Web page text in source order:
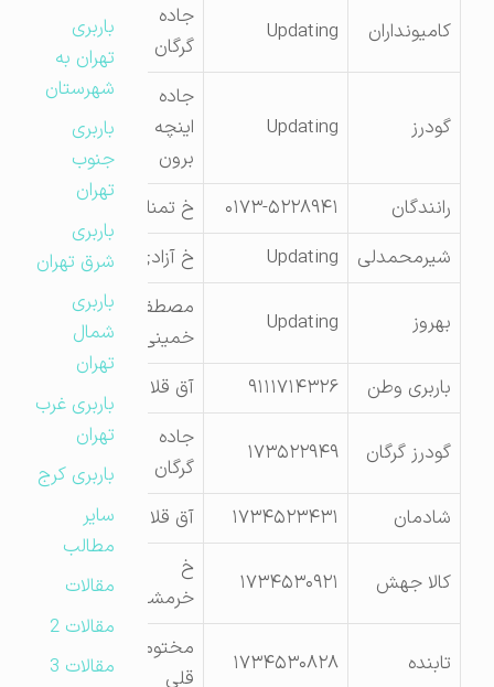
کامیونداران Updating
جاده
گرگان
گودرز Updating
جاده
اینچه
برون
رانندگان
۰۱۷۳-۵۲۲۸۹۴۱
خ تمنالو
شیرمحمدلی
Updating خ آزادی
بهروز Updating
مصطفی
خمینی
باربری وطن
۹۱۱۱۷۱۴۳۲۶ آق قلا
گودرز گرگان ۱۷۳۵۲۲۹۴۹
جاده
گرگان
شادمان
۱۷۳۴۵۲۳۴۳۱ آق قلا
کالا جهش ۱۷۳۴۵۳۰۹۲۱
خرمشهر
تابنده ۱۷۳۴۵۳۰۸۲۸
مختوم
باربری
تهران به
شهرستان
باربری
جنوب
تهران
باربری
شرق تهران
باربری
شمال
تهران
باربری غرب
تهران
باربری کرج
مطالب
مقالات
مقالات 2
مقالات 3